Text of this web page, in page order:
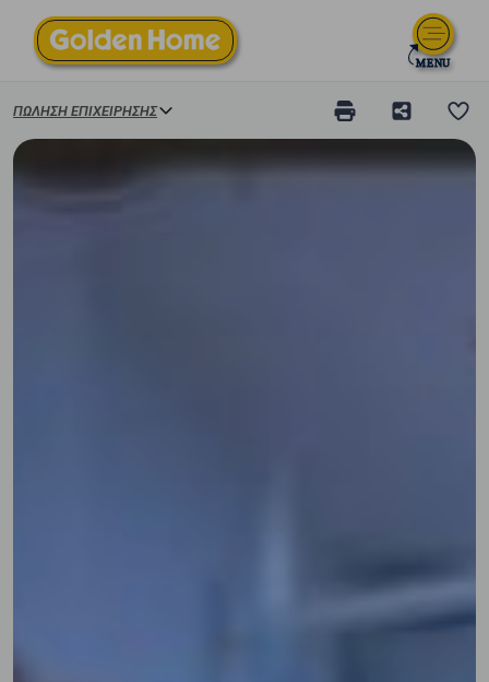
ΠΏΛΗΣΗ ΕΠΙΧΕΊΡΗΣΗΣ